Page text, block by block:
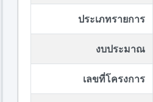
ประเภทรายการ
งบประมาณ
เลขที่โครงการ